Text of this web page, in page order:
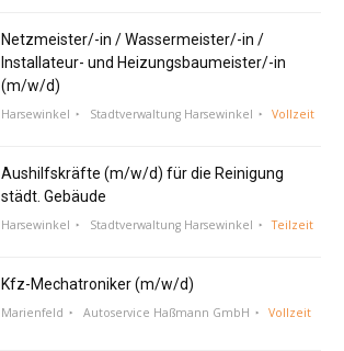
Netzmeister/-in / Wassermeister/-in /
Installateur- und Heizungsbaumeister/-in
(m/w/d)
Harsewinkel Stadtverwaltung Harsewinkel Vollzeit
Aushilfskräfte (m/w/d) für die Reinigung
städt. Gebäude
Harsewinkel Stadtverwaltung Harsewinkel Teilzeit
Kfz-Mechatroniker (m/w/d)
Marienfeld Autoservice Haßmann GmbH Vollzeit